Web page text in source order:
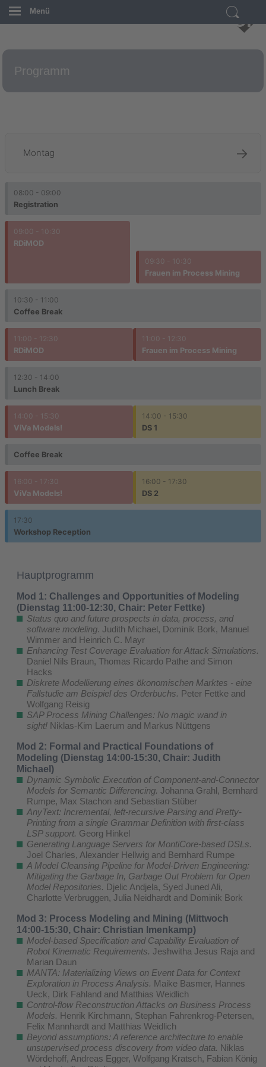
Menü
Programm
Montag →
08:00 - 09:00
Registration
09:00 - 10:30
RDiMOD
09:30 - 10:30
Frauen im Process Mining
10:30 - 11:00
Coffee Break
11:00 - 12:30
RDiMOD
11:00 - 12:30
Frauen im Process Mining
12:30 - 14:00
Lunch Break
14:00 - 15:30
ViVa Models!
14:00 - 15:30
DS 1
Coffee Break
16:00 - 17:30
ViVa Models!
16:00 - 17:30
DS 2
17:30
Workshop Reception
Hauptprogramm
Mod 1: Challenges and Opportunities of Modeling
(Dienstag 11:00-12:30, Chair: Peter Fettke)
Status quo and future prospects in data, process, and
software modeling. Judith Michael, Dominik Bork, Manuel
Wimmer and Heinrich C. Mayr
Enhancing Test Coverage Evaluation for Attack Simulations.
Daniel Nils Braun, Thomas Ricardo Pathe and Simon
Hacks
Diskrete Modellierung eines ökonomischen Marktes - eine
Fallstudie am Beispiel des Orderbuchs. Peter Fettke and
Wolfgang Reisig
SAP Process Mining Challenges: No magic wand in
sight! Niklas-Kim Laerum and Markus Nüttgens
Mod 2: Formal and Practical Foundations of
Modeling (Dienstag 14:00-15:30, Chair: Judith
Michael)
Dynamic Symbolic Execution of Component-and-Connector
Models for Semantic Differencing. Johanna Grahl, Bernhard
Rumpe, Max Stachon and Sebastian Stüber
AnyText: Incremental, left-recursive Parsing and Pretty-
Printing from a single Grammar Definition with first-class
LSP support. Georg Hinkel
Generating Language Servers for MontiCore-based DSLs.
Joel Charles, Alexander Hellwig and Bernhard Rumpe
A Model Cleansing Pipeline for Model-Driven Engineering:
Mitigating the Garbage In, Garbage Out Problem for Open
Model Repositories. Djelic Andjela, Syed Juned Ali,
Charlotte Verbruggen, Julia Neidhardt and Dominik Bork
Mod 3: Process Modeling and Mining (Mittwoch
14:00-15:30, Chair: Christian Imenkamp)
Model-based Specification and Capability Evaluation of
Robot Kinematic Requirements. Jeshwitha Jesus Raja and
Marian Daun
MANTA: Materializing Views on Event Data for Context
Exploration in Process Analysis. Maike Basmer, Hannes
Ueck, Dirk Fahland and Matthias Weidlich
Control-flow Reconstruction Attacks on Business Process
Models. Henrik Kirchmann, Stephan Fahrenkrog-Petersen,
Felix Mannhardt and Matthias Weidlich
Beyond assumptions: A reference architecture to enable
unsupervised process discovery from video data. Niklas
Wördehoff, Andreas Egger, Wolfgang Kratsch, Fabian König